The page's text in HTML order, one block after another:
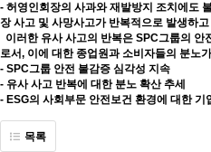
- 허영인회장의 사과와 재발방지 조치에도
장 사고 및 사망사고가 반복적으로 발생하
이러한 유사 사고의 반복은 SPC그룹의
로서, 이에 대한 종업원과 소비자들의 분노
- SPC그룹 안전 불감증 심각성 지속
- 유사 사고 반복에 대한 분노 확산 추세
- ESG의 사회부문 안전보건 환경에 대한 기
목록